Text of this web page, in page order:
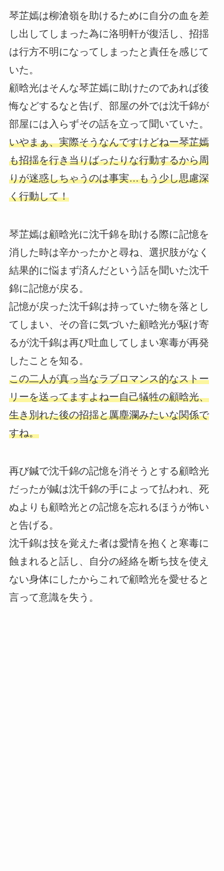
琴芷嫣は柳滄嶺を助けるために自分の血を差
し出してしまった為に洛明軒が復活し、招揺
は行方不明になってしまったと責任を感じて
いた。
顧晗光はそんな琴芷嫣に助けたのであれば後
悔などするなと告げ、部屋の外では沈千錦が
部屋には入らずその話を立って聞いていた。
いやまぁ、実際そうなんですけどねー琴芷嫣
も招揺を行き当りばったりな行動するから周
りが迷惑しちゃうのは事実…もう少し思慮深
く行動して！
琴芷嫣は顧晗光に沈千錦を助ける際に記憶を
消した時は辛かったかと尋ね、選択肢がなく
結果的に悩まず済んだという話を聞いた沈千
錦に記憶が戻る。
記憶が戻った沈千錦は持っていた物を落とし
てしまい、その音に気づいた顧晗光が駆け寄
るが沈千錦は再び吐血してしまい寒毒が再発
したことを知る。
この二人が真っ当なラブロマンス的なストー
リーを送ってますよねー自己犠牲の顧晗光、
生き別れた後の招揺と厲塵瀾みたいな関係で
すね。
再び鍼で沈千錦の記憶を消そうとする顧晗光
だったが鍼は沈千錦の手によって払われ、死
ぬよりも顧晗光との記憶を忘れるほうが怖い
と告げる。
沈千錦は技を覚えた者は愛情を抱くと寒毒に
蝕まれると話し、自分の経絡を断ち技を使え
ない身体にしたからこれで顧晗光を愛せると
言って意識を失う。